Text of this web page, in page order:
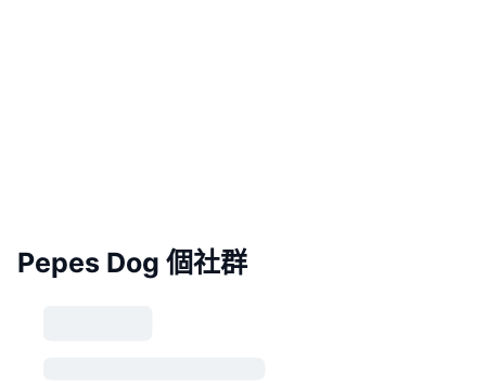
Pepes Dog 個社群